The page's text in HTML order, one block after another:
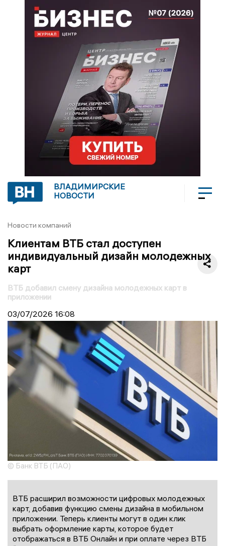
ВЛАДИМИРСКИЕ
НОВОСТИ
Новости компаний
Клиентам ВТБ стал доступен
индивидуальный дизайн молодежных
карт
ВТБ добавил смену дизайна молодежных карт в
приложении
03/07/2026 16:08
© Банк ВТБ (ПАО)
ВТБ расширил возможности цифровых молодежных
карт, добавив функцию смены дизайна в мобильном
приложении. Теперь клиенты могут в один клик
выбрать оформление карты, которое будет
отображаться в ВТБ Онлайн и при оплате через ВТБ